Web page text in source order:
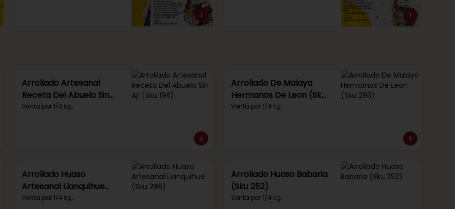
Arrollado Artesanal
Receta Del Abuelo Sin
Ají (Sku 196)
Venta por 1/4 kg.
Arrollado De Malaya
Hermanos De Leon (Sku
293)
Venta por 1/4 kg.
Arrollado Huaso
Artesanal Llanquihue
(Sku 286)
Venta por 1/4 kg.
Arrollado Huaso Babaria
(Sku 252)
Venta por 1/4 kg.